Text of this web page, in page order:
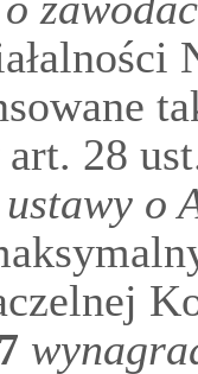
28
o